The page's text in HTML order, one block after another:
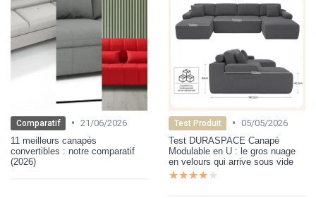
Comparatif • 21/06/2026
11 meilleurs canapés
convertibles : notre comparatif
(2026)
Test Produit • 05/05/2026
Test DURASPACE Canapé
Modulable en U : le gros nuage
en velours qui arrive sous vide
★★★★★
★★★★★